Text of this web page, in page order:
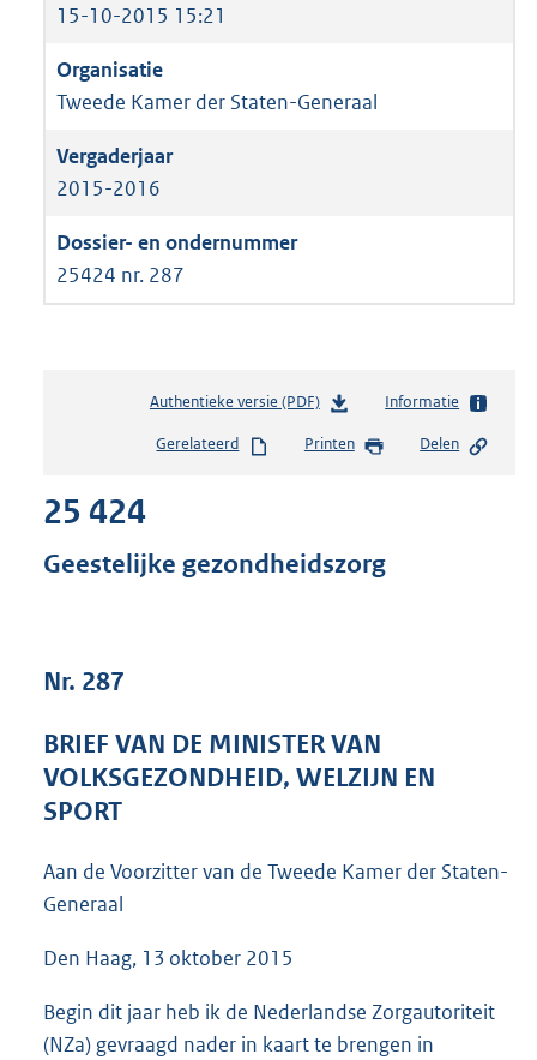
15-10-2015 15:21
Tweede Kamer der Staten-Generaal
2015-2016
25424 nr. 287
Authentieke versie (PDF)b
s
d
s
e
:
b
Informatie
Gerelateerd Printen Delen
25 424
Geestelijke gezondheidszorg
Nr. 287
BRIEF VAN DE MINISTER VAN
VOLKSGEZONDHEID, WELZIJN EN
SPORT
Aan de Voorzitter van de Tweede Kamer der Staten-
Generaal
Den Haag, 13 oktober 2015
Begin dit jaar heb ik de Nederlandse Zorgautoriteit
(NZa) gevraagd nader in kaart te brengen in